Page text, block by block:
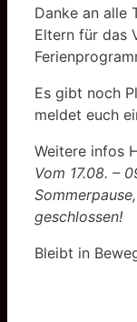
Danke an alle
Eltern für das
Es gibt noch
meldet euch
Weitere infos
Vom 17.08. –
geschlossen!
Bleibt in